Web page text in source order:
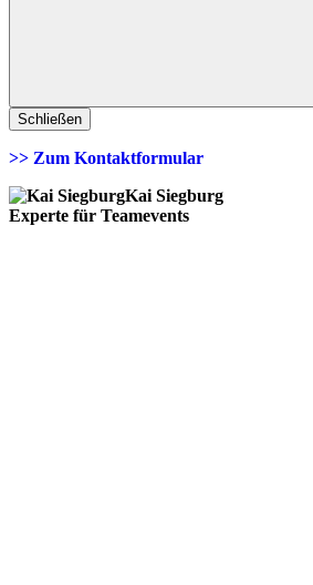
Schließen
>> Zum Kontaktformular
Kai Siegburg
Experte für Teamevents